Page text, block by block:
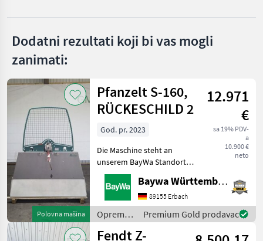
Marketplace Oglasi
Dodatni rezultati koji bi vas mogli
zanimati:
Polovna mašina
Pfanzelt S-160,
RÜCKESCHILD 2
12.971
€
sa 19% PDV-
a
10.900 €
neto
God. pr. 2023
Die Maschine steht an
unserem BayWa Standort in
DE-89155 Erbach.Gerne
steht Ihnen Herr Straub
unter Tel.: 07305 173 52 für
Ihre Anfrage zur
Verfügung!Pfanzelt DWS 16
Baywa Württemberg
89155 Erbach
Oprema
za šumu i
obradu
Premium Gold prodavac
Fendt Z-